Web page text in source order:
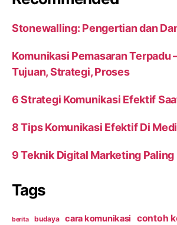
Stonewalling: Pengertian dan
Komunikasi Pemasaran Terpadu
Tujuan, Strategi, Proses
6 Strategi Komunikasi Efektif
8 Tips Komunikasi Efektif Di
9 Teknik Digital Marketing
Tags
berita budaya cara komunikasi contoh